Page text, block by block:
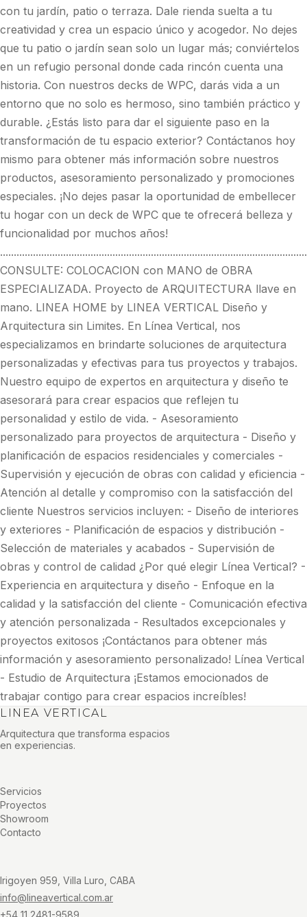
con tu jardín, patio o terraza. Dale rienda suelta a tu
creatividad y crea un espacio único y acogedor. No dejes
que tu patio o jardín sean solo un lugar más; conviértelos
en un refugio personal donde cada rincón cuenta una
historia. Con nuestros decks de WPC, darás vida a un
entorno que no solo es hermoso, sino también práctico y
durable. ¿Estás listo para dar el siguiente paso en la
transformación de tu espacio exterior? Contáctanos hoy
mismo para obtener más información sobre nuestros
productos, asesoramiento personalizado y promociones
especiales. ¡No dejes pasar la oportunidad de embellecer
tu hogar con un deck de WPC que te ofrecerá belleza y
funcionalidad por muchos años!
CONSULTE: COLOCACION con MANO de OBRA
ESPECIALIZADA. Proyecto de ARQUITECTURA llave en
mano. LINEA HOME by LINEA VERTICAL Diseño y
Arquitectura sin Limites. En Línea Vertical, nos
especializamos en brindarte soluciones de arquitectura
personalizadas y efectivas para tus proyectos y trabajos.
Nuestro equipo de expertos en arquitectura y diseño te
asesorará para crear espacios que reflejen tu
personalidad y estilo de vida. - Asesoramiento
personalizado para proyectos de arquitectura - Diseño y
planificación de espacios residenciales y comerciales -
Supervisión y ejecución de obras con calidad y eficiencia -
Atención al detalle y compromiso con la satisfacción del
cliente Nuestros servicios incluyen: - Diseño de interiores
y exteriores - Planificación de espacios y distribución -
Selección de materiales y acabados - Supervisión de
obras y control de calidad ¿Por qué elegir Línea Vertical? -
Experiencia en arquitectura y diseño - Enfoque en la
calidad y la satisfacción del cliente - Comunicación efectiva
y atención personalizada - Resultados excepcionales y
proyectos exitosos ¡Contáctanos para obtener más
información y asesoramiento personalizado! Línea Vertical
- Estudio de Arquitectura ¡Estamos emocionados de
trabajar contigo para crear espacios increíbles!
LINEA VERTICAL
Arquitectura que transforma espacios
en experiencias.
Servicios
Proyectos
Showroom
Contacto
Irigoyen 959, Villa Luro, CABA
info@lineavertical.com.ar
+54 11 2481-9589